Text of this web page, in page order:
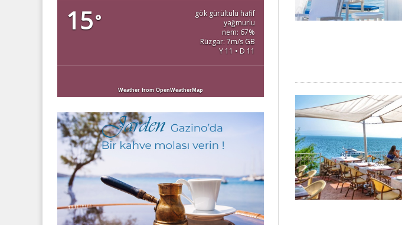
15°
gök gürültülü hafif
yağmurlu
nem: 67%
Rüzgar: 7m/s GB
Y 11 • D 11
Weather from OpenWeatherMap